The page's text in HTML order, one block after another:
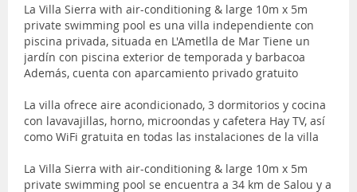
La Villa Sierra with air-conditioning & large 10m x 5m
private swimming pool es una villa independiente con
piscina privada, situada en L'Ametlla de Mar Tiene un
jardín con piscina exterior de temporada y barbacoa
Además, cuenta con aparcamiento privado gratuito
La villa ofrece aire acondicionado, 3 dormitorios y cocina
con lavavajillas, horno, microondas y cafetera Hay TV, así
como WiFi gratuita en todas las instalaciones de la villa
La Villa Sierra with air-conditioning & large 10m x 5m
private swimming pool se encuentra a 34 km de Salou y a